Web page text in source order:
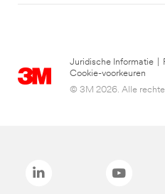
Juridische Informatie
Cookie-voorkeuren
© 3M 2026. Alle